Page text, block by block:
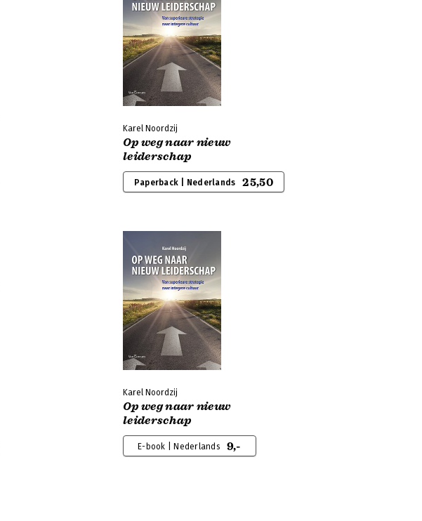
Karel Noordzij
Op weg naar nieuw
leiderschap
Paperback | Nederlands 25,50
Karel Noordzij
Op weg naar nieuw
leiderschap
E-book | Nederlands 9,-